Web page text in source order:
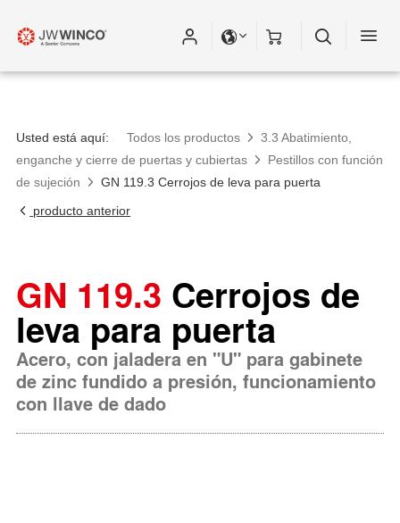
Usted está aquí: Todos los productos
3.3 Abatimiento,
enganche y cierre de puertas y cubiertas
Pestillos con función
de sujeción
GN 119.3 Cerrojos de leva para puerta
producto anterior
GN 119.3 Cerrojos de
leva para puerta
Acero, con jaladera en "U" para gabinete
de zinc fundido a presión, funcionamiento
con llave de dado